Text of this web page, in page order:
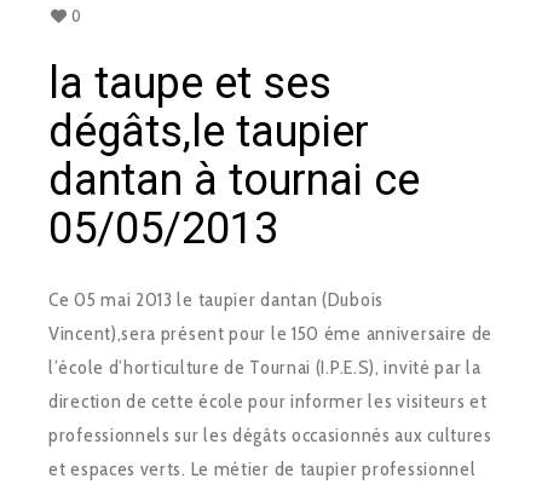
0
la taupe et ses
dégâts,le taupier
dantan à tournai ce
05/05/2013
Ce 05 mai 2013 le taupier dantan (Dubois
Vincent),sera présent pour le 150 éme anniversaire de
l’école d’horticulture de Tournai (I.P.E.S), invité par la
direction de cette école pour informer les visiteurs et
professionnels sur les dégâts occasionnés aux cultures
et espaces verts. Le métier de taupier professionnel